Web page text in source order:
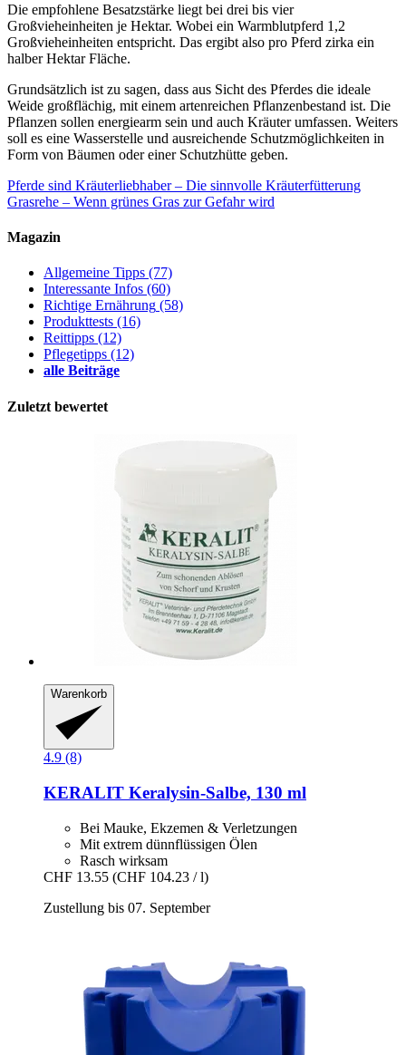
Die empfohlene Besatzstärke liegt bei drei bis vier
Großvieheinheiten je Hektar. Wobei ein Warmblutpferd 1,2
Großvieheinheiten entspricht. Das ergibt also pro Pferd zirka ein
halber Hektar Fläche.
Grundsätzlich ist zu sagen, dass aus Sicht des Pferdes die ideale
Weide großflächig, mit einem artenreichen Pflanzenbestand ist. Die
Pflanzen sollen energiearm sein und auch Kräuter umfassen. Weiters
soll es eine Wasserstelle und ausreichende Schutzmöglichkeiten in
Form von Bäumen oder einer Schutzhütte geben.
Pferde sind Kräuterliebhaber – Die sinnvolle Kräuterfütterung
Grasrehe – Wenn grünes Gras zur Gefahr wird
Magazin
Allgemeine Tipps (77)
Interessante Infos (60)
Richtige Ernährung (58)
Produkttests (16)
Reittipps (12)
Pflegetipps (12)
alle Beiträge
Zuletzt bewertet
Warenkorb
4.9 (8)
KERALIT Keralysin-​Salbe, 130 ml
Bei Mauke, Ekzemen & Verletzungen
Mit extrem dünnflüssigen Ölen
Rasch wirksam
CHF 13.55 (CHF 104.23 / l)
Zustellung bis 07. September